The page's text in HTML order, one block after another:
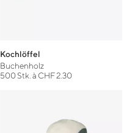
Kochlöffel
Buchenholz
500 Stk. à CHF 2.30